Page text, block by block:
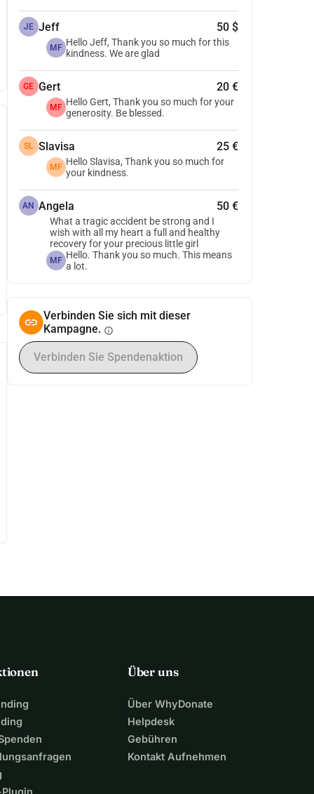
JE Jeff 50 $
MF Hello Jeff, Thank you so much for this
kindness. We are glad
GE Gert 20 €
MF Hello Gert, Thank you so much for your
generosity. Be blessed.
SL Slavisa 25 €
MF Hello Slavisa, Thank you so much for
your kindness.
AN Angela 50 €
What a tragic accident be strong and I
wish with all my heart a full and healthy
recovery for your precious little girl
MF Hello. Thank you so much. This means
a lot.
Verbinden Sie sich mit dieser
Kampagne. info
Verbinden Sie Spendenaktion
Über uns
Über WhyDonate
Helpdesk
Gebühren
Kontakt Aufnehmen